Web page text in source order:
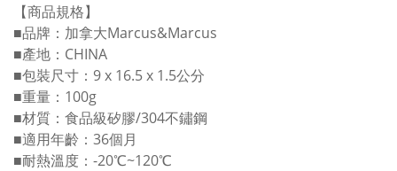
【商品規格】
■品牌：加拿大Marcus&Marcus
■產地：CHINA
■包裝尺寸：9 x 16.5 x 1.5公分
■重量：100g
■材質：食品級矽膠/304不鏽鋼
■適用年齡：36個月
■耐熱溫度：-20℃~120℃